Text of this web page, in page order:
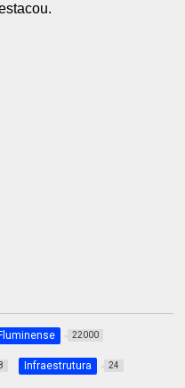
22000
Infraestrutura 24